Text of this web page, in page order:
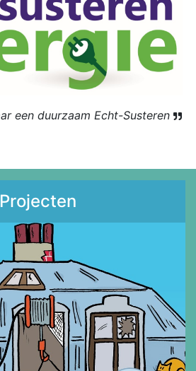
een duurzaam Echt-Susteren
Projecten